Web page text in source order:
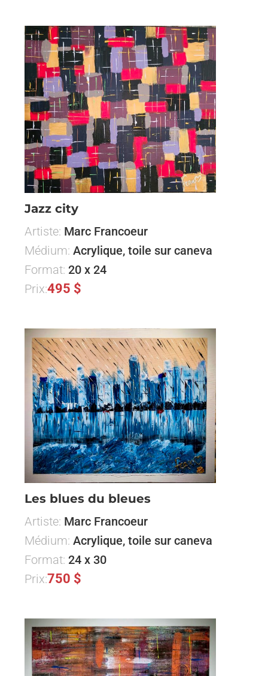
Jazz city
Artiste: Marc Francoeur
Médium: Acrylique, toile sur caneva
Format: 20 x 24
Prix:495 $
Les blues du bleues
Artiste: Marc Francoeur
Médium: Acrylique, toile sur caneva
Format: 24 x 30
Prix:750 $